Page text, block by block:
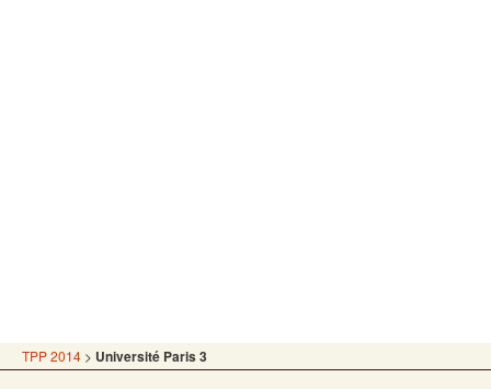
TPP 2014 > Université Paris 3